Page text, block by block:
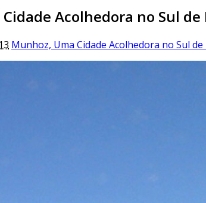
Acolhedora no Sul de
Munhoz, Uma Cidade Acolhedora no Sul